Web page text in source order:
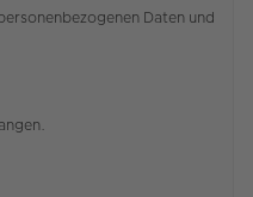
Daten und